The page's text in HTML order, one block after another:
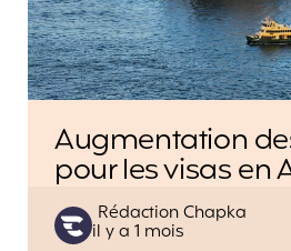
Augmentation
pour les visas en
Posted
by
Rédaction Chapka
il y a 1 mois